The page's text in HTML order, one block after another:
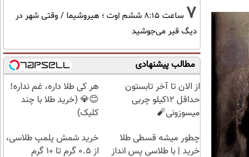
7
ساعت ۸:۱۵ ششم اوت ؛ هیروشیما / وقتی شهر در
دیگ قیر می‌جوشید
مطالب پیشنهادی
از الان تا آخر تابستون
حداقل 12کیلو چربی
میسوزونی🧨
هر کی طلا داره، غم نداره!
😊💎 (خرید طلا با چند
کلیک)
چطور میشه قسطی طلا
خرید | با طلاسی پس انداز
خرید شمش پلمپ طلاسی،
از ۰.۵ گرم تا ۱۰ گرم